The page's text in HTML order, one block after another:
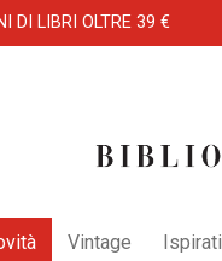
DI LIBRI OLTRE 39 €
Vintage Ispirati